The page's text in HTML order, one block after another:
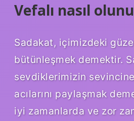
Vefalı nasıl
Sadakat, içimizdeki
bütünleşmek demektir.
sevdiklerimizin
acılarını paylaşmak
iyi zamanlarda ve zor